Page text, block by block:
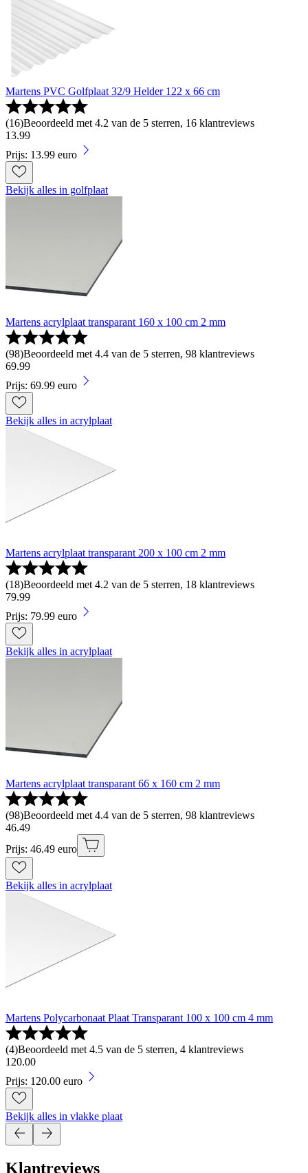
Martens PVC Golfplaat 32/9 Helder 122 x 66 cm
(16)Beoordeeld met 4.2 van de 5 sterren, 16 klantreviews
13.99
Prijs: 13.99 euro
Bekijk alles in golfplaat
Martens acrylplaat transparant 160 x 100 cm 2 mm
(98)Beoordeeld met 4.4 van de 5 sterren, 98 klantreviews
69.99
Prijs: 69.99 euro
Bekijk alles in acrylplaat
Martens acrylplaat transparant 200 x 100 cm 2 mm
(18)Beoordeeld met 4.2 van de 5 sterren, 18 klantreviews
79.99
Prijs: 79.99 euro
Bekijk alles in acrylplaat
Martens acrylplaat transparant 66 x 160 cm 2 mm
(98)Beoordeeld met 4.4 van de 5 sterren, 98 klantreviews
46.49
Prijs: 46.49 euro
Bekijk alles in acrylplaat
Martens Polycarbonaat Plaat Transparant 100 x 100 cm 4 mm
(4)Beoordeeld met 4.5 van de 5 sterren, 4 klantreviews
120.00
Prijs: 120.00 euro
Bekijk alles in vlakke plaat
Klantreviews